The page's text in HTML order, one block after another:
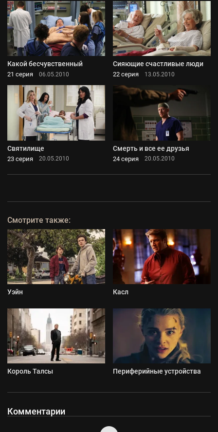
Какой бесчувственный
21 серия 06.05.2010
Сияющие счастливые люди
22 серия 13.05.2010
Святилище
23 серия 20.05.2010
Смерть и все ее друзья
24 серия 20.05.2010
Смотрите также:
Уэйн Касл
Король Талсы Периферийные устройства
Комментарии